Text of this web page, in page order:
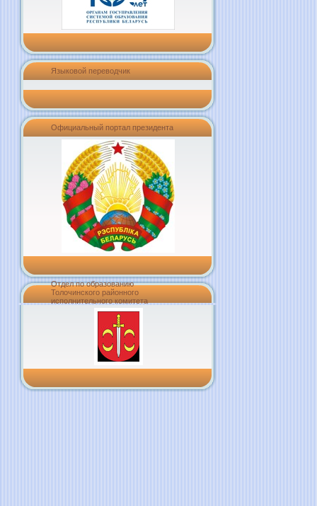
Языковой переводчик
Официальный портал президента
Отдел по образованию
Толочинского районного
исполнительного комитета